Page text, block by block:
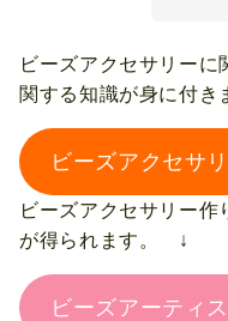
ビーズアクセサリーに
関する知識が身に付
ビーズアクセサ
ビーズアクセサリー
が得られます。 ↓
ビーズアーティ